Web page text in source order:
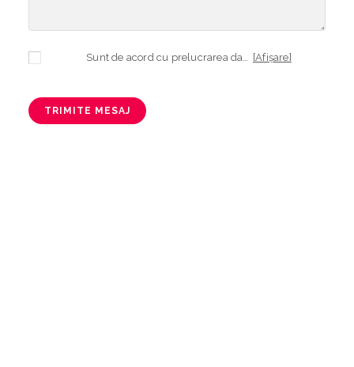
[Afișare]
TRIMITE MESAJ